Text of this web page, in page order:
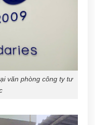
văn phòng công ty tư